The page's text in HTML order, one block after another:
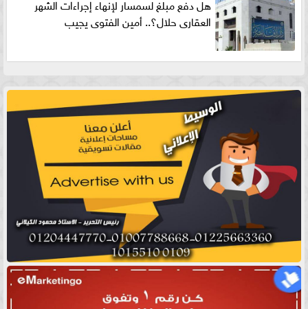
هل دفع مبلغ لسمسار لإنهاء إجراءات الشهر
العقارى حلال؟.. أمين الفتوى يجيب